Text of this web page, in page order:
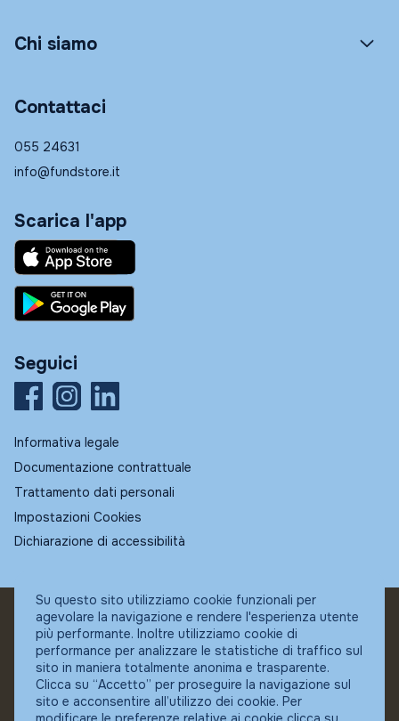
Chi siamo
Contattaci
055 24631
info@fundstore.it
Scarica l'app
Seguici
Informativa legale
Documentazione contrattuale
Trattamento dati personali
Impostazioni Cookies
Dichiarazione di accessibilità
© Fundstore
Collocatore autorizzato:
Banca Ifigest SpA
P.Iva: 04337180485
Su questo sito utilizziamo cookie funzionali per
agevolare la navigazione e rendere l'esperienza utente
più performante. Inoltre utilizziamo cookie di
performance per analizzare le statistiche di traffico sul
sito in maniera totalmente anonima e trasparente.
Clicca su “Accetto” per proseguire la navigazione sul
sito e acconsentire all’utilizzo dei cookie. Per